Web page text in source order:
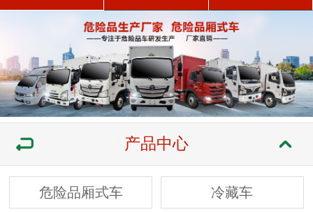
产品中心
危险品厢式车 冷藏车